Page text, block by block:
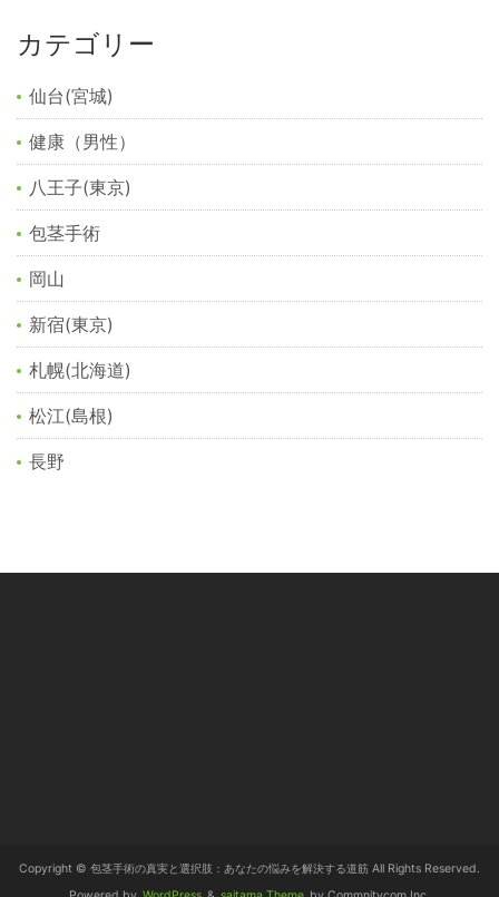
カテゴリー
仙台(宮城)
健康（男性）
八王子(東京)
包茎手術
岡山
新宿(東京)
札幌(北海道)
松江(島根)
長野
Copyright © 包茎手術の真実と選択肢：あなたの悩みを解決する道筋 All Rights Reserved.